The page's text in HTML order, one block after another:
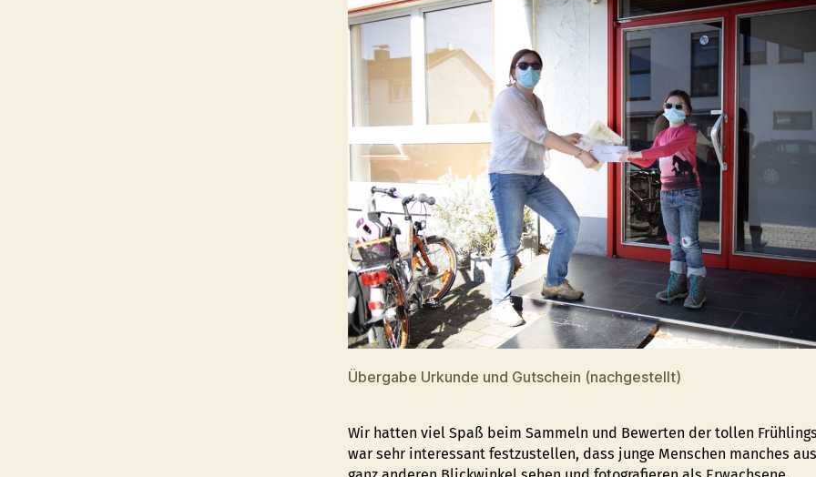
Übergabe Urkunde und Gutschein (nachgestellt)
Wir hatten viel Spaß beim Sammeln und Bewerten der tollen
war sehr interessant festzustellen, dass junge Menschen manches